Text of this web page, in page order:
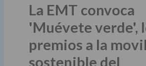
La EMT convoca
'Muévete verde',
premios a la
sostenible del